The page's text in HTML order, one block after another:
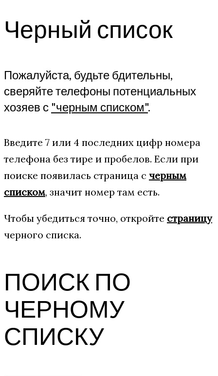
Черный список
Пожалуйста, будьте бдительны,
сверяйте телефоны потенциальных
хозяев с "черным списком".
Введите 7 или 4 последних цифр номера
телефона без тире и пробелов. Если при
поиске появилась страница с черным
списком, значит номер там есть.
Чтобы убедиться точно, откройте страницу
черного списка.
ПОИСК ПО
ЧЕРНОМУ
СПИСКУ